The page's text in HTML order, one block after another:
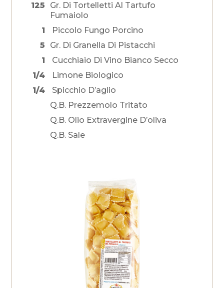
125
Gr. Di Tortelletti Al Tartufo
Fumaiolo
1
Piccolo Fungo Porcino
5
Gr. Di Granella Di Pistacchi
1
Cucchiaio Di Vino Bianco Secco
1/4
Limone Biologico
1/4
Spicchio D’aglio
Q.b. Prezzemolo Tritato
Q.b. Olio Extravergine D’oliva
Q.b. Sale